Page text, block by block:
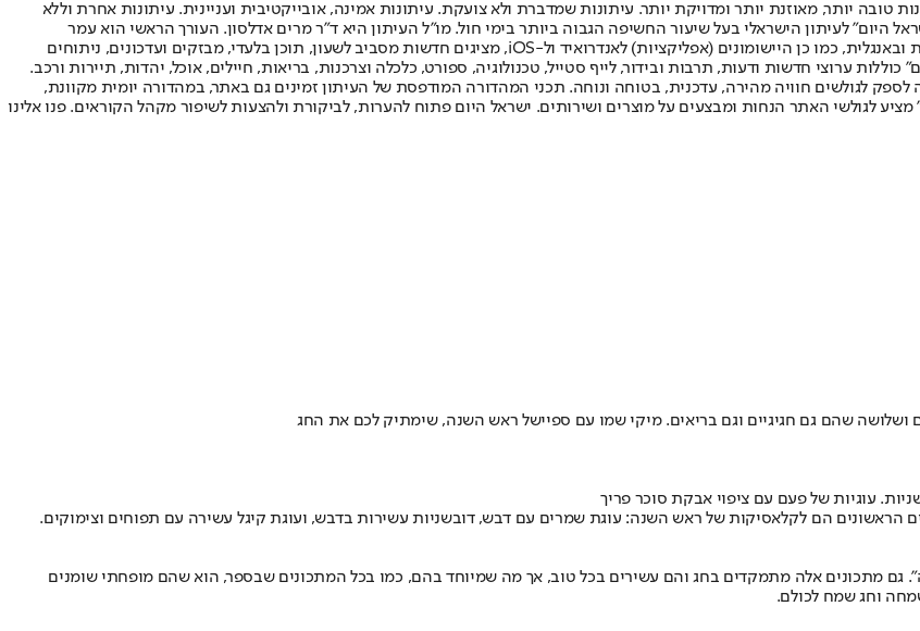
טובה יותר, מאוזנת יותר ומדויקת יותר. עיתונות שמדברת ולא צועקת. עיתונות אמינה, אובייקטיבית ועניינית. עיתונות אחרת וללא
המודפסת הראשונה פורסמה ב-30 ביולי 2007, וב-2010 הפך "ישראל היום" לעיתון הישראלי בעל שיעור החשיפה הגבוה ביותר בימי חול. מו"ל העיתון היא ד"ר מרים אדלסון. העורך הראשי הוא עמר
לחמנוביץ, והעורך המייסד הוא עמוס רגב. אתרי האינטרנט של "ישראל היום" בעברית ובאנגלית, כמו כן היישומונים (אפליקציות) לאנדרואיד ול-iOS, מציגים חדשות מסביב לשעון, תוכן בלעדי, מבזקים ועדכונים, ניתוחים
ערוצי חדשות ודעות, תרבות ובידור, לייף סטייל, טכנולוגיה, ספורט, כלכלה וצרכנות, בריאות, חיילים, אוכל, יהדות, תיירות ורכב.
לספק לגולשים חוויה מהירה, עדכנית, בטוחה ונוחה. תכני המהדורה המודפסת של העיתון זמינים גם באתר, במהדורה יומית מקוונת,
לגולשי האתר הנחות ומבצעים על מוצרים ושירותים. ישראל היום פתוח להערות, לביקורת ולהצעות לשיפור מקהל הקוראים. פנו אלינו
ושלושה שהם גם חגיגיים וגם בריאים. מיקי שמו עם ספיישל ראש השנה, שימתיק לכם את החג
עוגיות של פעם עם ציפוי אבקת סוכר פריך
הראשונים הם לקלאסיקות של ראש השנה: עוגת שמרים עם דבש, דובשניות עשירות בדבש, ועוגת קיגל עשירה עם תפוחים וצימוקים.
מתכונים אלה מתמקדים בחג והם עשירים בכל טוב, אך מה שמיוחד בהם, כמו בכל המתכונים שבספר, הוא שהם מופחתי שומנים
וחג שמח לכולם.